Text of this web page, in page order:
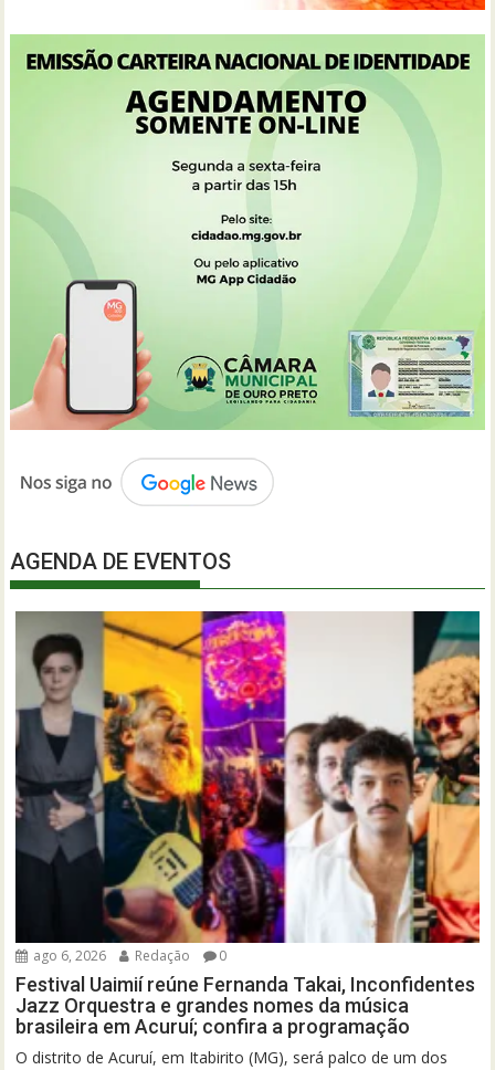
AGENDA DE EVENTOS
ago 6, 2026 Redação 0
Festival Uaimií reúne Fernanda Takai, Inconfidentes
Jazz Orquestra e grandes nomes da música
brasileira em Acuruí; confira a programação
O distrito de Acuruí, em Itabirito (MG), será palco de um dos